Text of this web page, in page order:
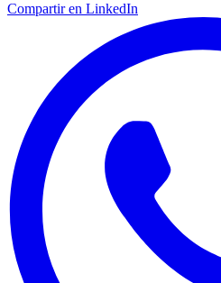
Compartir en LinkedIn